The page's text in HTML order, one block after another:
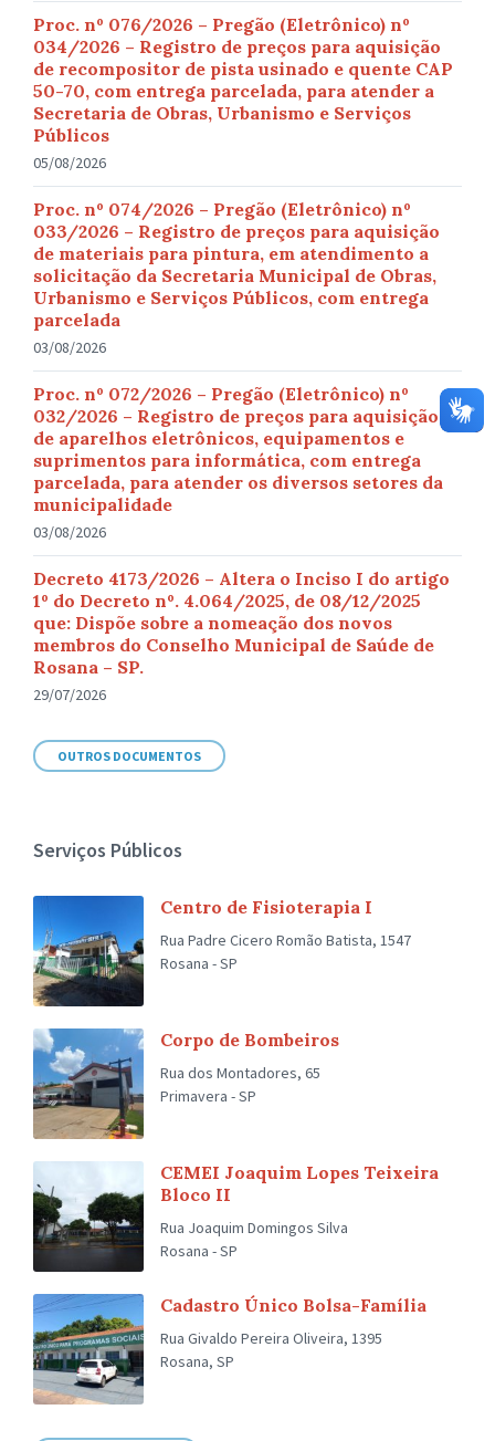
Proc. nº 076/2026 – Pregão (Eletrônico) nº
034/2026 – Registro de preços para aquisição
de recompositor de pista usinado e quente CAP
50-70, com entrega parcelada, para atender a
Secretaria de Obras, Urbanismo e Serviços
Públicos
05/08/2026
Proc. nº 074/2026 – Pregão (Eletrônico) nº
033/2026 – Registro de preços para aquisição
de materiais para pintura, em atendimento a
solicitação da Secretaria Municipal de Obras,
Urbanismo e Serviços Públicos, com entrega
parcelada
03/08/2026
Proc. nº 072/2026 – Pregão (Eletrônico) nº
032/2026 – Registro de preços para aquisição
de aparelhos eletrônicos, equipamentos e
suprimentos para informática, com entrega
parcelada, para atender os diversos setores da
municipalidade
03/08/2026
Decreto 4173/2026 – Altera o Inciso I do artigo
1º do Decreto nº. 4.064/2025, de 08/12/2025
que: Dispõe sobre a nomeação dos novos
membros do Conselho Municipal de Saúde de
Rosana – SP.
29/07/2026
OUTROS DOCUMENTOS
Serviços Públicos
Centro de Fisioterapia I
Rua Padre Cicero Romão Batista, 1547
Rosana - SP
Corpo de Bombeiros
Rua dos Montadores, 65
Primavera - SP
CEMEI Joaquim Lopes Teixeira
Bloco II
Rua Joaquim Domingos Silva
Rosana - SP
Cadastro Único Bolsa-Família
Rua Givaldo Pereira Oliveira, 1395
Rosana, SP